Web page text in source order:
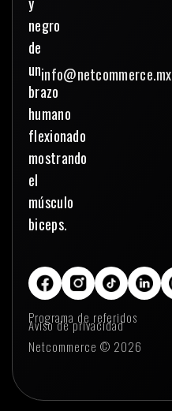
info@netcommerce.mx
Programa de referidos
Aviso de privacidad
Netcommerce © 2026